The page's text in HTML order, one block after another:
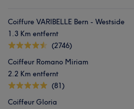
Coiffure VARIBELLE Bern - Westside
1.3 Km entfernt
(2746)
Coiffeur Romano Miriam
2.2 Km entfernt
(81)
Coiffeur Gloria